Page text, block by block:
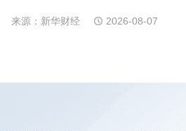
来源：新华财经 2026-08-07